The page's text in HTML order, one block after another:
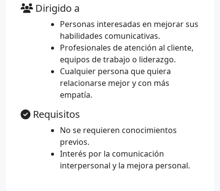
Dirigido a
Personas interesadas en mejorar sus
habilidades comunicativas.
Profesionales de atención al cliente,
equipos de trabajo o liderazgo.
Cualquier persona que quiera
relacionarse mejor y con más
empatía.
Requisitos
No se requieren conocimientos
previos.
Interés por la comunicación
interpersonal y la mejora personal.